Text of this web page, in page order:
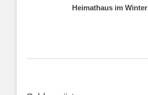
Heimathaus im Winter